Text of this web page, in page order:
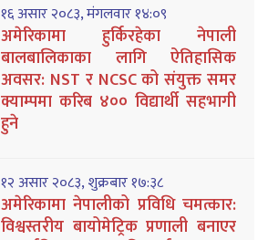
१६ असार २०८३, मंगलवार १४:०९
अमेरिकामा हुर्किरहेका नेपाली
बालबालिकाका लागि ऐतिहासिक
अवसर: NST र NCSC को संयुक्त समर
क्याम्पमा करिब ४०० विद्यार्थी सहभागी
हुने
१२ असार २०८३, शुक्रबार १७:३८
अमेरिकामा नेपालीको प्रविधि चमत्कार:
विश्वस्तरीय बायोमेट्रिक प्रणाली बनाएर